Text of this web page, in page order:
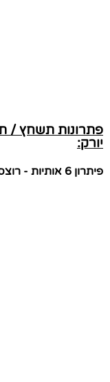
פתרונות תשחץ /
יורק:
פיתרון 6 אותיות - רוצסטר,יוטיקה